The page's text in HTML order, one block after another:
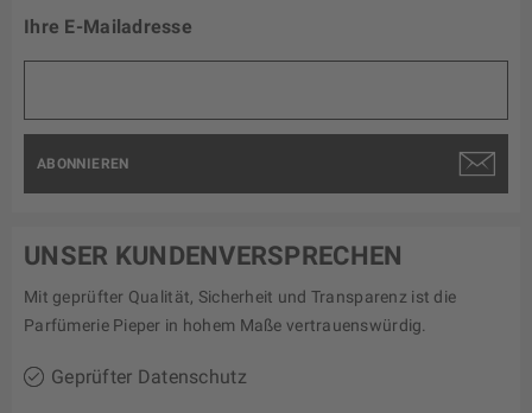
Ihre E-Mailadresse
ABONNIEREN
UNSER KUNDENVERSPRECHEN
Mit geprüfter Qualität, Sicherheit und Transparenz ist die
Parfümerie Pieper in hohem Maße vertrauenswürdig.
Geprüfter Datenschutz